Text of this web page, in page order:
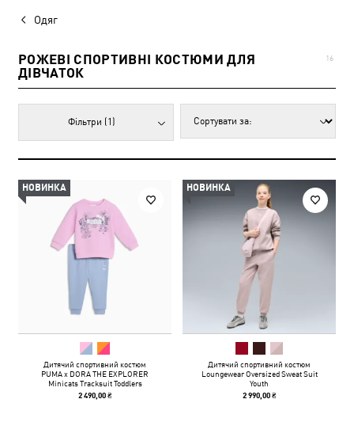
Одяг
РОЖЕВІ СПОРТИВНІ КОСТЮМИ ДЛЯ
ДІВЧАТОК
16
Фільтри (1)
НОВИНКА
Дитячий спортивний костюм
PUMA x DORA THE EXPLORER
Minicats Tracksuit Toddlers
2 490,00 ₴
НОВИНКА
Дитячий спортивний костюм
Loungewear Oversized Sweat Suit
Youth
2 990,00 ₴